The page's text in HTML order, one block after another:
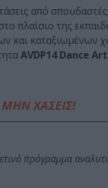
από
της
και καταξιωμένων
AVDP14 Dance
ΜΗΝ ΧΑΣΕΙΣ!
πρόγραμμα